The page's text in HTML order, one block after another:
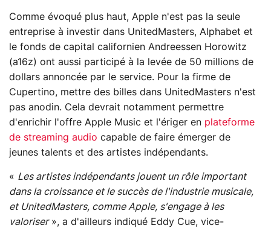
Comme évoqué plus haut, Apple n'est pas la seule
entreprise à investir dans UnitedMasters, Alphabet et
le fonds de capital californien Andreessen Horowitz
(a16z) ont aussi participé à la levée de 50 millions de
dollars annoncée par le service. Pour la firme de
Cupertino, mettre des billes dans UnitedMasters n'est
pas anodin. Cela devrait notamment permettre
d'enrichir l'offre Apple Music et l'ériger en plateforme
de streaming audio capable de faire émerger de
jeunes talents et des artistes indépendants.
« Les artistes indépendants jouent un rôle important
dans la croissance et le succès de l'industrie musicale,
et UnitedMasters, comme Apple, s'engage à les
valoriser», a d'ailleurs indiqué Eddy Cue, vice-